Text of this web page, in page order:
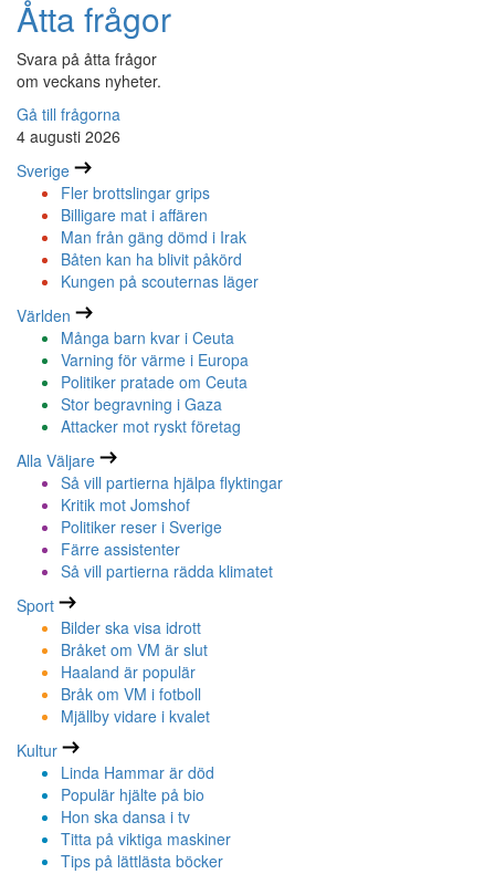
Åtta frågor
Svara på åtta frågor
om veckans nyheter.
Gå till frågorna
4 augusti 2026
Sverige
Fler brottslingar grips
Billigare mat i affären
Man från gäng dömd i Irak
Båten kan ha blivit påkörd
Kungen på scouternas läger
Världen
Många barn kvar i Ceuta
Varning för värme i Europa
Politiker pratade om Ceuta
Stor begravning i Gaza
Attacker mot ryskt företag
Alla Väljare
Så vill partierna hjälpa flyktingar
Kritik mot Jomshof
Politiker reser i Sverige
Färre assistenter
Så vill partierna rädda klimatet
Sport
Bilder ska visa idrott
Bråket om VM är slut
Haaland är populär
Bråk om VM i fotboll
Mjällby vidare i kvalet
Kultur
Linda Hammar är död
Populär hjälte på bio
Hon ska dansa i tv
Titta på viktiga maskiner
Tips på lättlästa böcker